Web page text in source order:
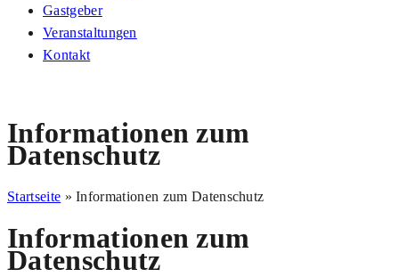
Gastgeber
Veranstaltungen
Kontakt
Informationen zum
Datenschutz
Startseite »Informationen zum Datenschutz
Informationen zum
Datenschutz